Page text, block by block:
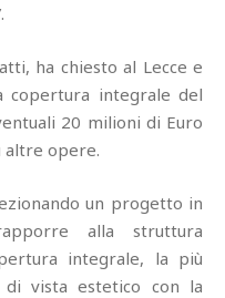
ha chiesto al Lecce e
integrale del
20 milioni di Euro
altre opere.
un progetto in
alla struttura
integrale, la più
vista estetico con la